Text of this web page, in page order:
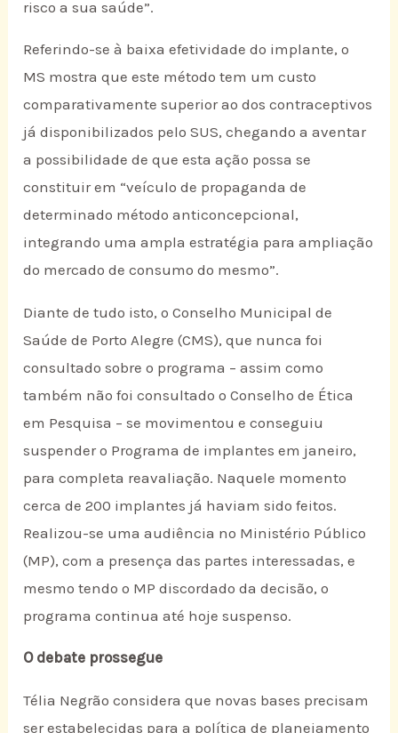
risco a sua saúde”.
Referindo-se à baixa efetividade do implante, o
MS mostra que este método tem um custo
comparativamente superior ao dos contraceptivos
já disponibilizados pelo SUS, chegando a aventar
a possibilidade de que esta ação possa se
constituir em “veículo de propaganda de
determinado método anticoncepcional,
integrando uma ampla estratégia para ampliação
do mercado de consumo do mesmo”.
Diante de tudo isto, o Conselho Municipal de
Saúde de Porto Alegre (CMS), que nunca foi
consultado sobre o programa – assim como
também não foi consultado o Conselho de Ética
em Pesquisa – se movimentou e conseguiu
suspender o Programa de implantes em janeiro,
para completa reavaliação. Naquele momento
cerca de 200 implantes já haviam sido feitos.
Realizou-se uma audiência no Ministério Público
(MP), com a presença das partes interessadas, e
mesmo tendo o MP discordado da decisão, o
programa continua até hoje suspenso.
O debate prossegue
Télia Negrão considera que novas bases precisam
ser estabelecidas para a política de planejamento